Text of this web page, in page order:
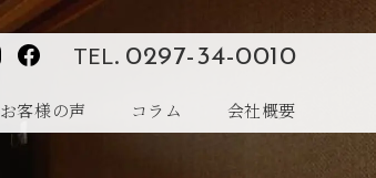
TEL. 0297-34-0010
お客様の声 コラム 会社概要